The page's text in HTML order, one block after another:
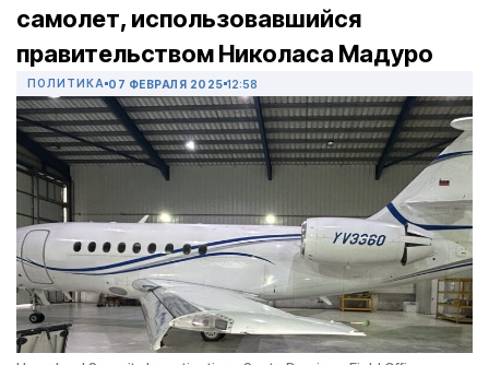
самолет, использовавшийся
правительством Николаса Мадуро
ПОЛИТИКА 07 ФЕВРАЛЯ 2025 12:58